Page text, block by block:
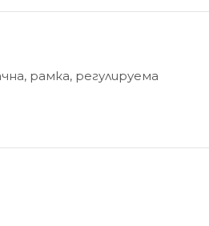
, рамка, регулируема